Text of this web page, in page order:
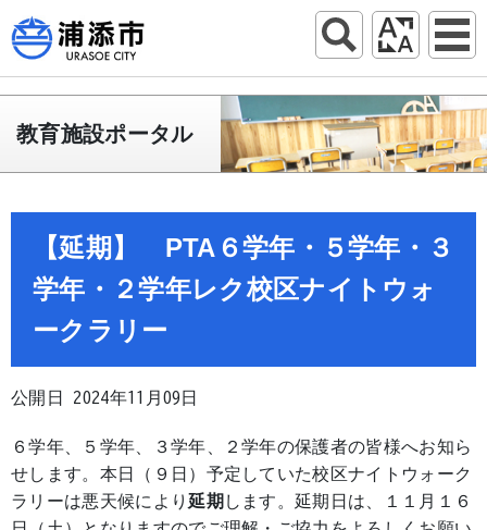
教育施設ポータル
【延期】 PTA６学年・５学年・３
学年・２学年レク校区ナイトウォ
ークラリー
公開日 2024年11月09日
６学年、５学年、３学年、２学年の保護者の皆様へお知ら
せします。本日（９日）予定していた校区ナイトウォーク
ラリーは悪天候により延期 します。延期日は、１１月１６